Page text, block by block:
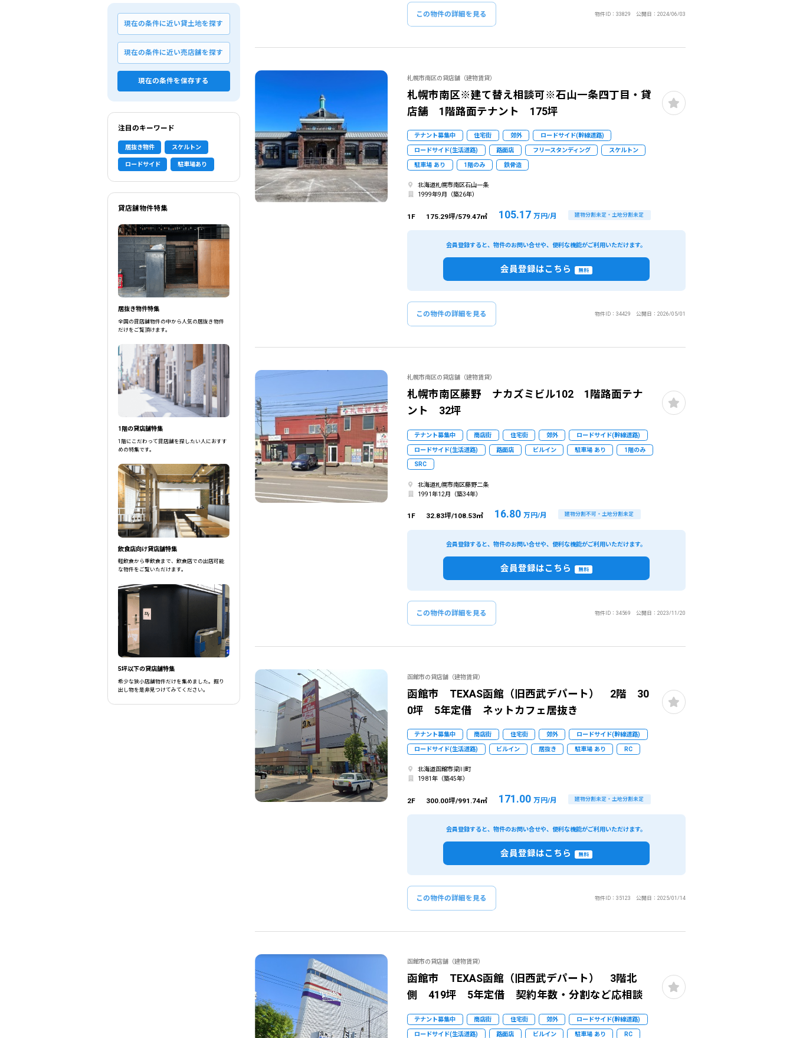
物件ID：33829 公開日：2024/06/03
この物件の詳細を見る
札幌市南区の貸店舗（建物賃貸）
札幌市南区※建て替え相談可※石山一条四丁目・貸
店舗 1階路面テナント 175坪
テナント募集中 住宅街 郊外 ロードサイド(幹線道路)
ロードサイド(生活道路) 路面店 フリースタンディング スケルトン
駐車場 あり 1階のみ 鉄骨造
北海道札幌市南区石山一条
1999年9月（築26年）
1F 175.29坪/579.47㎡ 105.17 万円/月 建物分割未定・土地分割未定
会員登録すると、物件のお問い合せや、便利な機能がご利用いただけます。
会員登録はこちら 無料
物件ID：34429 公開日：2026/05/01
この物件の詳細を見る
札幌市南区の貸店舗（建物賃貸）
札幌市南区藤野 ナカズミビル102 1階路面テナ
ント 32坪
テナント募集中 商店街 住宅街 郊外 ロードサイド(幹線道路)
ロードサイド(生活道路) 路面店 ビルイン 駐車場 あり 1階のみ
SRC
北海道札幌市南区藤野二条
1991年12月（築34年）
1F 32.83坪/108.53㎡ 16.80 万円/月 建物分割不可・土地分割未定
会員登録すると、物件のお問い合せや、便利な機能がご利用いただけます。
会員登録はこちら 無料
物件ID：34569 公開日：2023/11/20
この物件の詳細を見る
函館市の貸店舗（建物賃貸）
函館市 TEXAS函館（旧西武デパート） 2階 30
0坪 5年定借 ネットカフェ居抜き
テナント募集中 商店街 住宅街 郊外 ロードサイド(幹線道路)
ロードサイド(生活道路) ビルイン 居抜き 駐車場 あり RC
北海道函館市梁川町
1981年（築45年）
2F 300.00坪/991.74㎡ 171.00 万円/月 建物分割未定・土地分割未定
会員登録すると、物件のお問い合せや、便利な機能がご利用いただけます。
会員登録はこちら 無料
物件ID：35123 公開日：2025/01/14
この物件の詳細を見る
函館市の貸店舗（建物賃貸）
函館市 TEXAS函館（旧西武デパート） 3階北
側 419坪 5年定借 契約年数・分割など応相談
テナント募集中 商店街 住宅街 郊外 ロードサイド(幹線道路)
ロードサイド(生活道路) 路面店 ビルイン 駐車場 あり RC
現在の条件に近い貸土地を探す
現在の条件に近い売店舗を探す
現在の条件を保存する
注目のキーワード
居抜き物件 スケルトン
ロードサイド 駐車場あり
貸店舗物件特集
居抜き物件特集
全国の貸店舗物件の中から人気の居抜き物件
だけをご覧頂けます。
1階の貸店舗特集
1階にこだわって貸店舗を探したい人におすす
めの特集です。
飲食店向け貸店舗特集
軽飲食から重飲食まで、飲食店での出店可能
な物件をご覧いただけます。
5坪以下の貸店舗特集
希少な狭小店舗物件だけを集めました。掘り
出し物を是非見つけてみてください。
閉じる
選択中の条件
北海道
件
この条件で検索
駅選択の場合は路線ごとに該当するものを全て選択してください。（例：「JR山手線 新宿駅」と「小田急線 新宿駅」では検索結果が異なる場合があります。）